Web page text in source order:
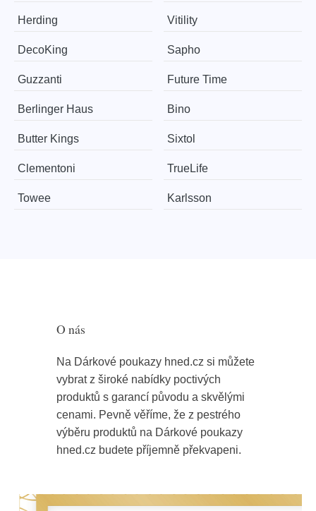
Herding Vitility
DecoKing Sapho
Guzzanti Future Time
Berlinger Haus Bino
Butter Kings Sixtol
Clementoni TrueLife
Towee Karlsson
O nás
Na Dárkové poukazy hned.cz si můžete
vybrat z široké nabídky poctivých
produktů s garancí původu a skvělými
cenami. Pevně věříme, že z pestrého
výběru produktů na Dárkové poukazy
hned.cz budete příjemně překvapeni.